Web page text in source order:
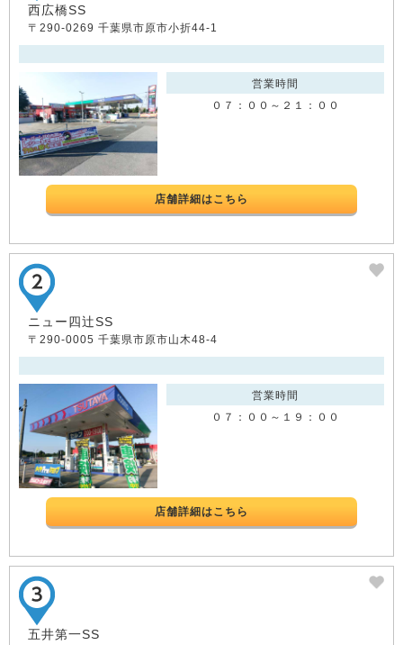
西広橋SS
〒290-0269 千葉県市原市小折44-1
営業時間
０７：００～２１：００
店舗詳細はこちら
ニュー四辻SS
〒290-0005 千葉県市原市山木48-4
営業時間
０７：００～１９：００
店舗詳細はこちら
五井第一SS